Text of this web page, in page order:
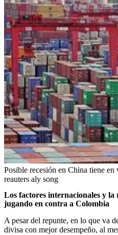
Posible recesión en China tiene en
reauters aly song
Los factores internacionales y
jugando en contra a Colombia
A pesar del repunte, en lo que va
divisa con mejor desempeño, al